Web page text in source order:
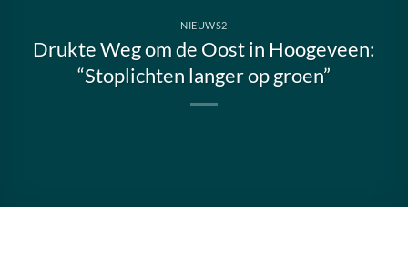
NIEUWS2
Drukte Weg om de Oost in Hoogeveen:
“Stoplichten langer op groen”